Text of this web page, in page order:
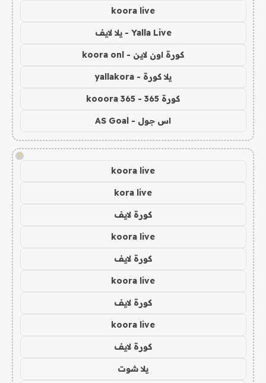
koora live
Yalla Live - يلا لايف
كورة اون لاين - koora onl
يلا كورة - yallakora
كورة 365 - kooora 365
اس جول - AS Goal
!
koora live
kora live
كورة لايف
koora live
كورة لايف
koora live
كورة لايف
koora live
كورة لايف
يلا شوت